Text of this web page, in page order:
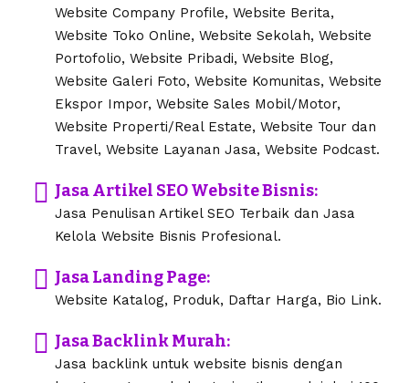
Website Company Profile, Website Berita,
Website Toko Online, Website Sekolah, Website
Portofolio, Website Pribadi, Website Blog,
Website Galeri Foto, Website Komunitas, Website
Ekspor Impor, Website Sales Mobil/Motor,
Website Properti/Real Estate, Website Tour dan
Travel, Website Layanan Jasa, Website Podcast.
Jasa Artikel SEO Website Bisnis:
Jasa Penulisan Artikel SEO Terbaik dan Jasa
Kelola Website Bisnis Profesional.
Jasa Landing Page:
Website Katalog, Produk, Daftar Harga, Bio Link.
Jasa Backlink Murah:
Jasa backlink untuk website bisnis dengan